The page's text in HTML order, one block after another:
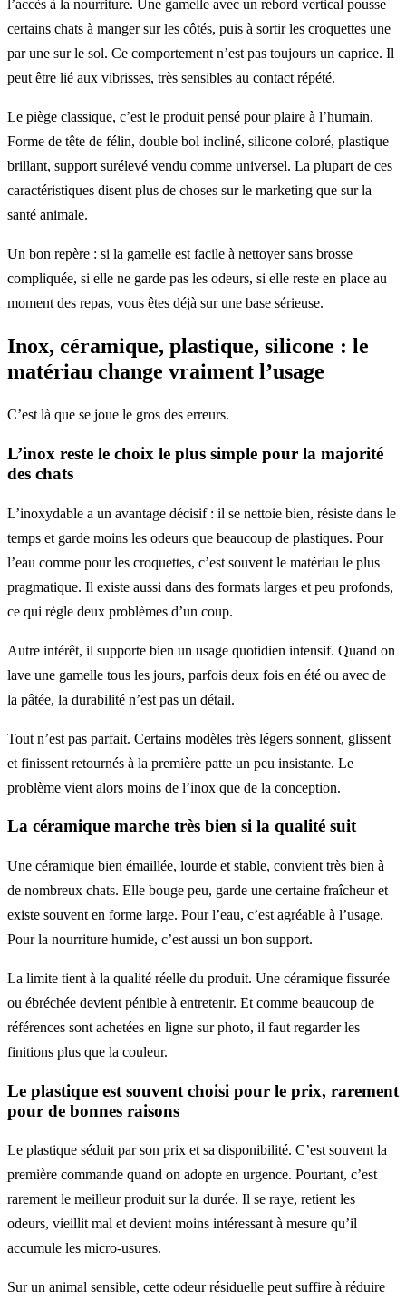
l’accès à la nourriture. Une gamelle avec un rebord vertical pousse
certains chats à manger sur les côtés, puis à sortir les croquettes une
par une sur le sol. Ce comportement n’est pas toujours un caprice. Il
peut être lié aux vibrisses, très sensibles au contact répété.
Le piège classique, c’est le produit pensé pour plaire à l’humain.
Forme de tête de félin, double bol incliné, silicone coloré, plastique
brillant, support surélevé vendu comme universel. La plupart de ces
caractéristiques disent plus de choses sur le marketing que sur la
santé animale.
Un bon repère : si la gamelle est facile à nettoyer sans brosse
compliquée, si elle ne garde pas les odeurs, si elle reste en place au
moment des repas, vous êtes déjà sur une base sérieuse.
Inox, céramique, plastique, silicone : le
matériau change vraiment l’usage
C’est là que se joue le gros des erreurs.
L’inox reste le choix le plus simple pour la majorité
des chats
L’inoxydable a un avantage décisif : il se nettoie bien, résiste dans le
temps et garde moins les odeurs que beaucoup de plastiques. Pour
l’eau comme pour les croquettes, c’est souvent le matériau le plus
pragmatique. Il existe aussi dans des formats larges et peu profonds,
ce qui règle deux problèmes d’un coup.
Autre intérêt, il supporte bien un usage quotidien intensif. Quand on
lave une gamelle tous les jours, parfois deux fois en été ou avec de
la pâtée, la durabilité n’est pas un détail.
Tout n’est pas parfait. Certains modèles très légers sonnent, glissent
et finissent retournés à la première patte un peu insistante. Le
problème vient alors moins de l’inox que de la conception.
La céramique marche très bien si la qualité suit
Une céramique bien émaillée, lourde et stable, convient très bien à
de nombreux chats. Elle bouge peu, garde une certaine fraîcheur et
existe souvent en forme large. Pour l’eau, c’est agréable à l’usage.
Pour la nourriture humide, c’est aussi un bon support.
La limite tient à la qualité réelle du produit. Une céramique fissurée
ou ébréchée devient pénible à entretenir. Et comme beaucoup de
références sont achetées en ligne sur photo, il faut regarder les
finitions plus que la couleur.
Le plastique est souvent choisi pour le prix, rarement
pour de bonnes raisons
Le plastique séduit par son prix et sa disponibilité. C’est souvent la
première commande quand on adopte en urgence. Pourtant, c’est
rarement le meilleur produit sur la durée. Il se raye, retient les
odeurs, vieillit mal et devient moins intéressant à mesure qu’il
accumule les micro-usures.
Sur un animal sensible, cette odeur résiduelle peut suffire à réduire